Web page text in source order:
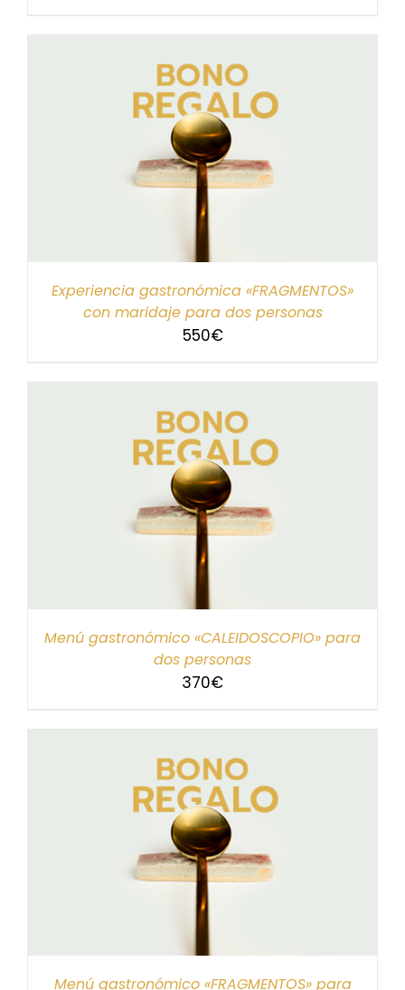
Experiencia gastronómica «FRAGMENTOS»
con maridaje para dos personas
550€
Menú gastronómico «CALEIDOSCOPIO» para
dos personas
370€
Menú gastronómico «FRAGMENTOS» para